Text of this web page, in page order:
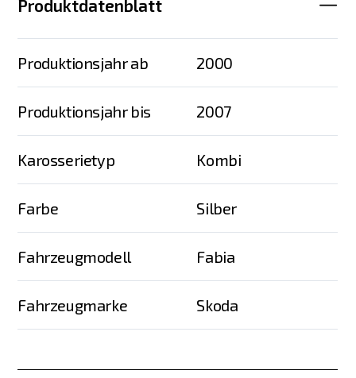
Produktdatenblatt
Produktionsjahr ab 2000
Produktionsjahr bis 2007
Karosserietyp Kombi
Farbe Silber
Fahrzeugmodell Fabia
Fahrzeugmarke Skoda